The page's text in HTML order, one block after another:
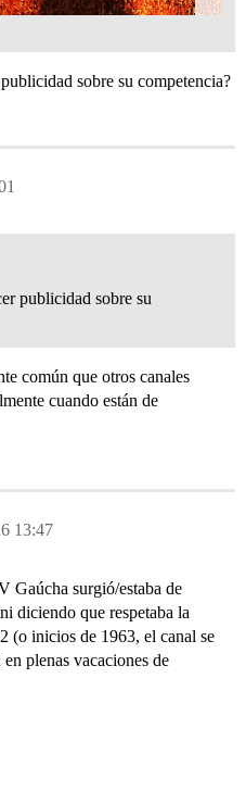
sobre su competencia?
publicidad sobre su
común que otros canales
cuando están de
13:47
Gaúcha surgió/estaba de
diciendo que respetaba la
(o inicios de 1963, el canal se
plenas vacaciones de